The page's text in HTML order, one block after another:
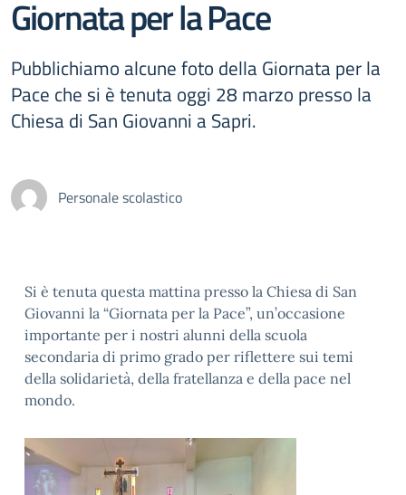
Giornata per la Pace
Pubblichiamo alcune foto della Giornata per la
Pace che si è tenuta oggi 28 marzo presso la
Chiesa di San Giovanni a Sapri.
Personale scolastico
Si è tenuta questa mattina presso la Chiesa di San
Giovanni la “Giornata per la Pace”, un’occasione
importante per i nostri alunni della scuola
secondaria di primo grado per riflettere sui temi
della solidarietà, della fratellanza e della pace nel
mondo.